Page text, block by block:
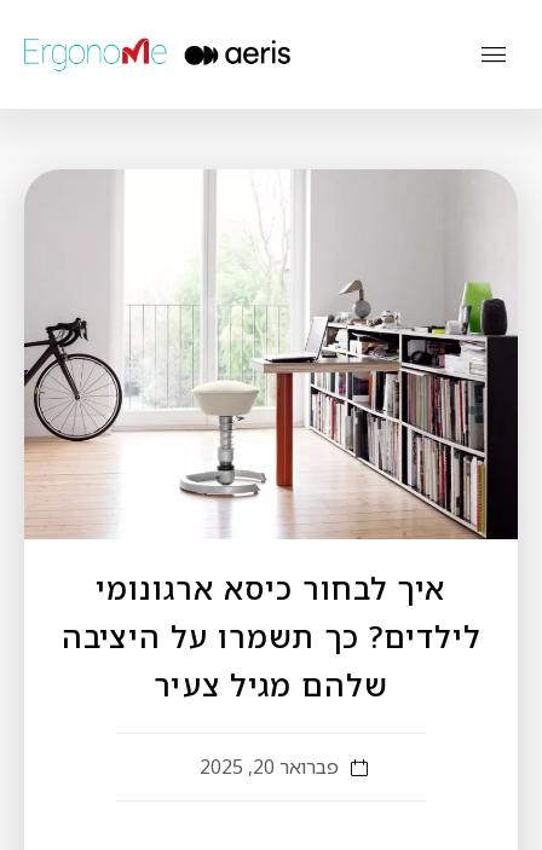
איך לבחור כיסא ארגונומי
לילדים? כך תשמרו על היציבה
שלהם מגיל צעיר
פברואר 20, 2025